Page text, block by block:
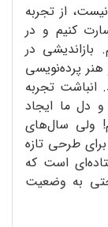
از تجربه
کنیم و در
بازاندیشی در
پرده‌نویسی
تجربه
دل ما ایجاد
ولی سال‌های
طرحی تازه
است که
حتی به وضعیت